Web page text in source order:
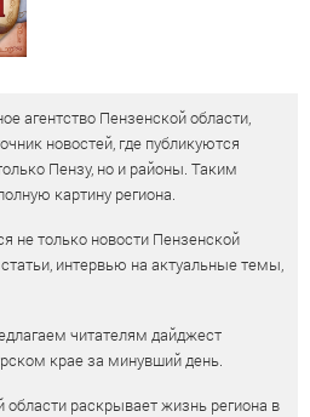
агентство Пензенской области,
новостей, где публикуются
Пензу, но и районы. Таким
картину региона.
не только новости Пензенской
интервью на актуальные темы,
читателям дайджест
крае за минувший день.
области раскрывает жизнь региона в